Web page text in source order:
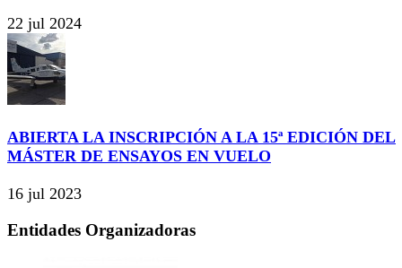
22 jul 2024
ABIERTA LA INSCRIPCIÓN A LA 15ª EDICIÓN DEL
MÁSTER DE ENSAYOS EN VUELO
16 jul 2023
Entidades Organizadoras